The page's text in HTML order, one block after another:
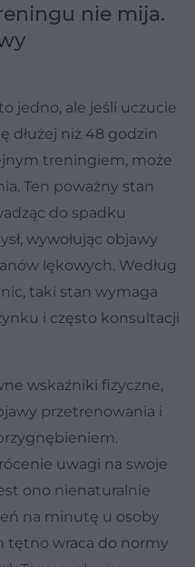
nie mija.
jedno, ale jeśli uczucie
dłużej niż 48 godzin
treningiem, może
Ten poważny stan
do spadku
wywołując objawy
lękowych. Według
taki stan wymaga
i często konsultacji
wskaźniki fizyczne,
przetrenowania i
uwagi na swoje
ono nienaturalnie
na minutę u osoby
tętno wraca do normy